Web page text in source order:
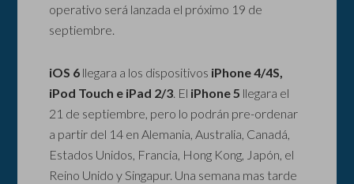
operativo será lanzada el próximo 19 de
septiembre.
iOS 6 llegara a los dispositivos iPhone 4/4S,
iPod Touch e iPad 2/3. El iPhone 5 llegara el
21 de septiembre, pero lo podrán pre-ordenar
a partir del 14 en Alemania, Australia, Canadá,
Estados Unidos, Francia, Hong Kong, Japón, el
Reino Unido y Singapur. Una semana mas tarde